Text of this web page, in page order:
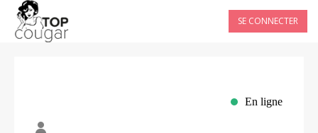
SE CONNECTER
En ligne